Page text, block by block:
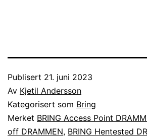
Publisert 21. juni 2023
Av Kjetil Andersson
Kategorisert som Bring
Merket BRING Access Point
off DRAMMEN, BRING Hentested